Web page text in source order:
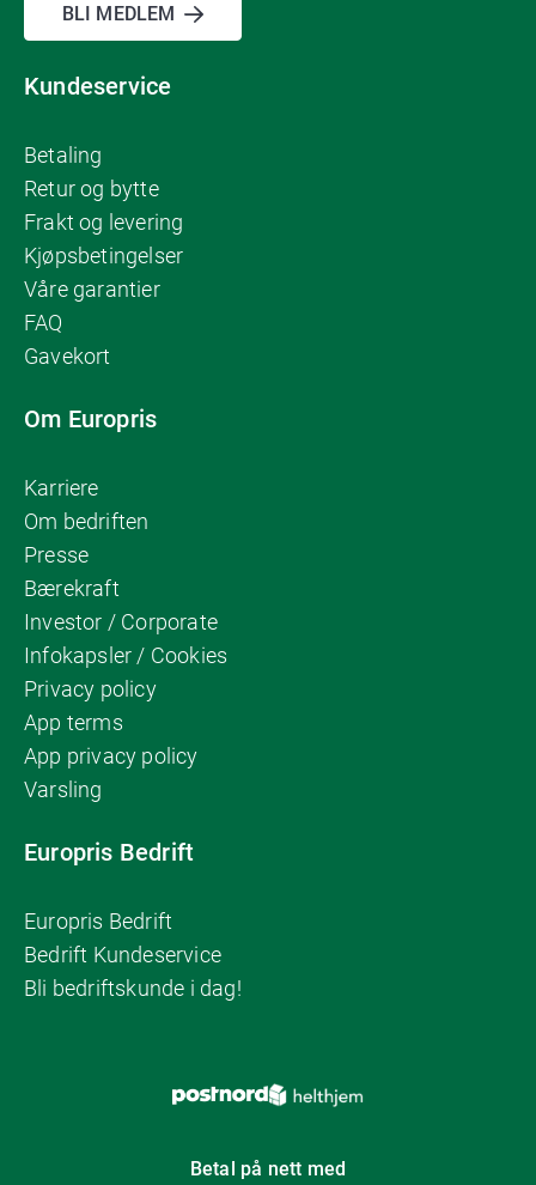
BLI MEDLEM
Kundeservice
Betaling
Retur og bytte
Frakt og levering
Kjøpsbetingelser
Våre garantier
FAQ
Gavekort
Om Europris
Karriere
Om bedriften
Presse
Bærekraft
Investor / Corporate
Infokapsler / Cookies
Privacy policy
App terms
App privacy policy
Varsling
Europris Bedrift
Europris Bedrift
Bedrift Kundeservice
Bli bedriftskunde i dag!
Betal på nett med